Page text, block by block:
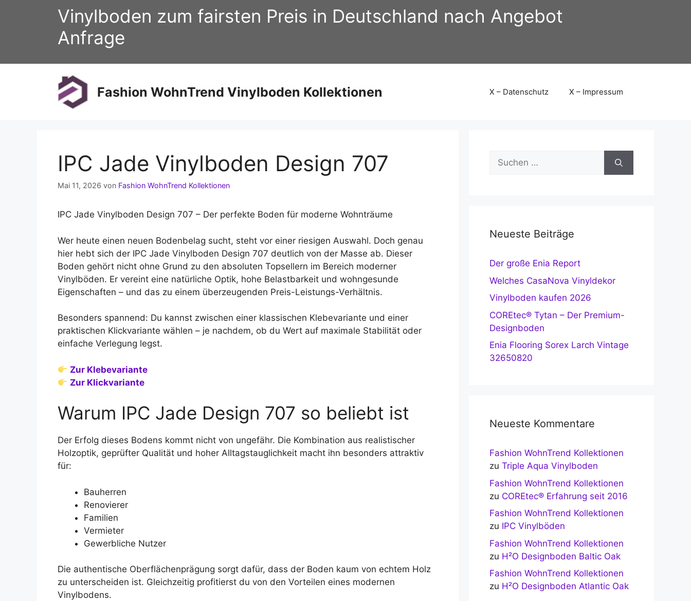
Vinylboden zum fairsten Preis in Deutschland nach Angebot
Anfrage
Fashion WohnTrend Vinylboden Kollektionen X – Datenschutz X – Impressum
IPC Jade Vinylboden Design 707
Mai 11, 2026 von Fashion WohnTrend Kollektionen
IPC Jade Vinylboden Design 707 – Der perfekte Boden für moderne Wohnträume
Wer heute einen neuen Bodenbelag sucht, steht vor einer riesigen Auswahl. Doch genau
hier hebt sich der IPC Jade Vinylboden Design 707 deutlich von der Masse ab. Dieser
Boden gehört nicht ohne Grund zu den absoluten Topsellern im Bereich moderner
Vinylböden. Er vereint eine natürliche Optik, hohe Belastbarkeit und wohngesunde
Eigenschaften – und das zu einem überzeugenden Preis-Leistungs-Verhältnis.
Besonders spannend: Du kannst zwischen einer klassischen Klebevariante und einer
praktischen Klickvariante wählen – je nachdem, ob du Wert auf maximale Stabilität oder
einfache Verlegung legst.
Zur Klebevariante
Zur Klickvariante
Warum IPC Jade Design 707 so beliebt ist
Der Erfolg dieses Bodens kommt nicht von ungefähr. Die Kombination aus realistischer
Holzoptik, geprüfter Qualität und hoher Alltagstauglichkeit macht ihn besonders attraktiv
für:
Bauherren
Renovierer
Familien
Vermieter
Gewerbliche Nutzer
Die authentische Oberflächenprägung sorgt dafür, dass der Boden kaum von echtem Holz
zu unterscheiden ist. Gleichzeitig profitierst du von den Vorteilen eines modernen
Vinylbodens.
Suchen
nach:
Neueste Beiträge
Der große Enia Report
Welches CasaNova Vinyldekor
Vinylboden kaufen 2026
COREtec® Tytan – Der Premium-
Designboden
Enia Flooring Sorex Larch Vintage
32650820
Neueste Kommentare
Fashion WohnTrend Kollektionen
zu Triple Aqua Vinylboden
Fashion WohnTrend Kollektionen
zu COREtec® Erfahrung seit 2016
Fashion WohnTrend Kollektionen
zu IPC Vinylböden
Fashion WohnTrend Kollektionen
zu H²O Designboden Baltic Oak
Fashion WohnTrend Kollektionen
zu H²O Designboden Atlantic Oak